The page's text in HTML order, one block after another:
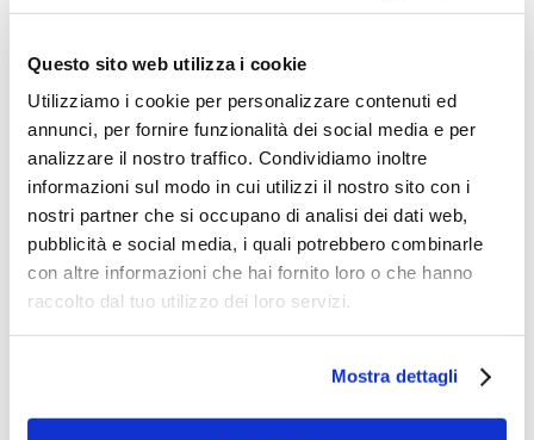
Questo sito web utilizza i cookie
Utilizziamo i cookie per personalizzare contenuti ed
annunci, per fornire funzionalità dei social media e per
analizzare il nostro traffico. Condividiamo inoltre
informazioni sul modo in cui utilizzi il nostro sito con i
nostri partner che si occupano di analisi dei dati web,
pubblicità e social media, i quali potrebbero combinarle
con altre informazioni che hai fornito loro o che hanno
raccolto dal tuo utilizzo dei loro servizi.
Mostra dettagli
PRODUZIONE
Balma, Capoduri & C. è dotata di moderni ed efficienti
normative in vigore per le produzioni del nostro settore.
Le emissioni in aria e gli scarichi idrici vengono
adeguatamente trattati e costantemente monitorati,
utilizzando un depuratore a combustione catalitica per il
trattamento delle emissioni provenienti dall’impianto di
verniciatura e un depuratore chimico-fisico per il
trattamento delle acque industriali di scarico.
SCOPRI DI PIÙ